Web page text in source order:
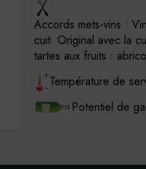
Accords mets-vins :
cuit. Original avec la
tartes aux fruits :
Température de
Potentiel de